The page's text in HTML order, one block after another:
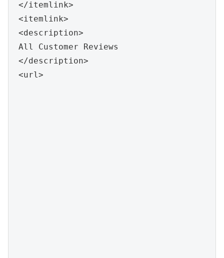
</itemlink>
<itemlink>
<description>
All Customer Reviews
</description>
<url>